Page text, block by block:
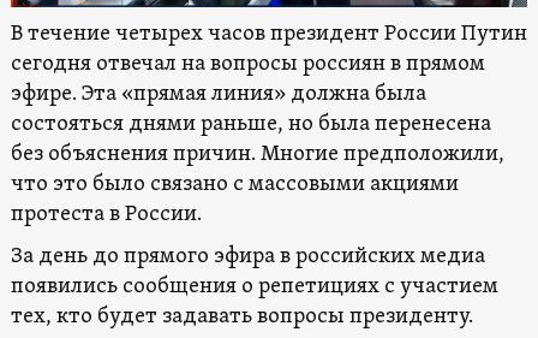
В течение четырех часов президент России Путин
сегодня отвечал на вопросы россиян в прямом
эфире. Эта «прямая линия» должна была
состояться днями раньше, но была перенесена
без объяснения причин. Многие предположили,
что это было связано с массовыми акциями
протеста в России.
За день до прямого эфира в российских медиа
появились сообщения о репетициях с участием
тех, кто будет задавать вопросы президенту.